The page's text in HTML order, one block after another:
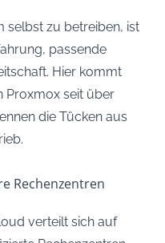
selbst zu betreiben, ist
passende
Hier kommt
Proxmox seit über
die Tücken aus
Rechenzentren
verteilt sich auf